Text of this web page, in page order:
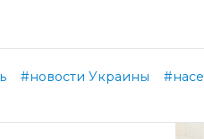
#новости Украины